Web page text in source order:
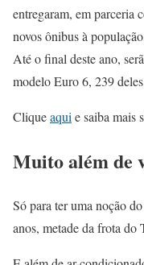
entregaram, em parceria
novos ônibus à
Até o final deste ano,
modelo Euro 6, 239
Cliqueaqui e saiba mais
Muito além de
Só para ter uma noção
anos, metade da frota do